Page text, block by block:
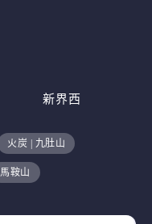
新界西
火炭 | 九肚山
馬鞍山